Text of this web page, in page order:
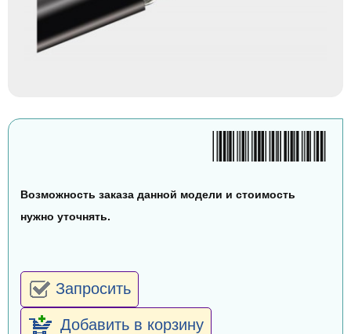
Возможность заказа данной модели и стоимость
нужно уточнять.
Запросить
Добавить в корзину